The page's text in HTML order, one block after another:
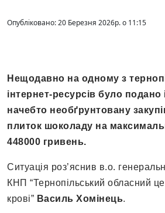
Опубліковано: 20 Березня 2026р. о 11:15
Нещодавно на одному з
інтернет-ресурсів було
начебто необґрунтовану
плиток шоколаду на
448000 гривень.
Ситуація роз’яснив в.о.
КНП “Тернопільський обласний
крові” Василь Хомінець.